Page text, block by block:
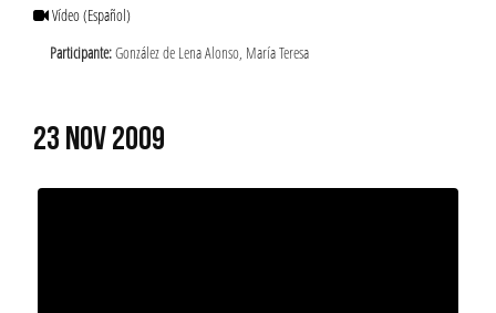
Vídeo(Español)
Participante:González de Lena Alonso, María Teresa
23 NOV 2009